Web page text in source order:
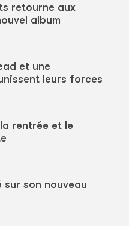
retourne aux
album
et une
leurs forces
rentrée et le
son nouveau